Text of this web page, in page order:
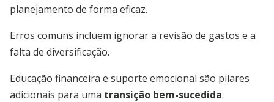
planejamento de forma eficaz.
Erros comuns incluem ignorar a revisão de gastos e a
falta de diversificação.
Educação financeira e suporte emocional são pilares
adicionais para uma transição bem-sucedida.